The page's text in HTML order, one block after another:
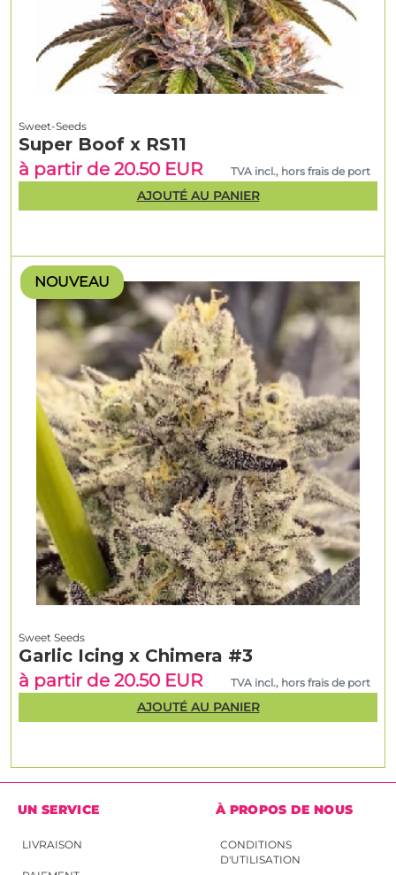
NOUVEAU
Sweet Seeds
Garlic Icing x Chimera #3
à partir de 20.50 EUR
TVA incl., hors frais de port
AJOUTÉ AU PANIER
Sweet-Seeds
Super Boof x RS11
à partir de 20.50 EUR
TVA incl., hors frais de port
AJOUTÉ AU PANIER
UN SERVICE
LIVRAISON
À PROPOS DE NOUS
CONDITIONS
D'UTILISATION